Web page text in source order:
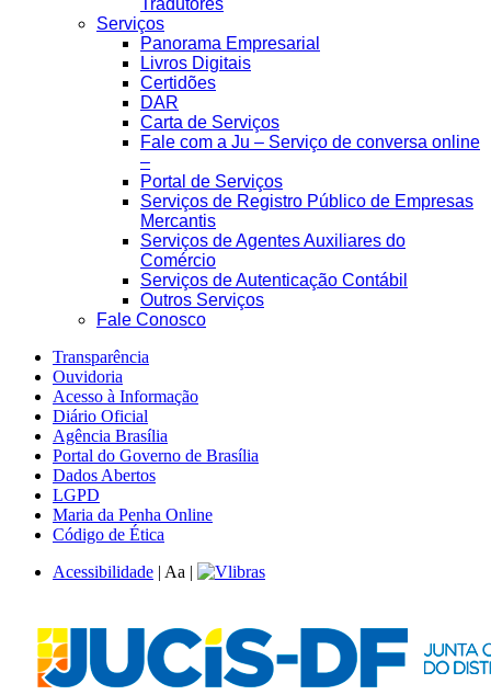
Tradutores
Serviços
Panorama Empresarial
Livros Digitais
Certidões
DAR
Carta de Serviços
Fale com a Ju – Serviço de conversa online
–
Portal de Serviços
Serviços de Registro Público de Empresas
Mercantis
Serviços de Agentes Auxiliares do
Comércio
Serviços de Autenticação Contábil
Outros Serviços
Fale Conosco
Transparência
Ouvidoria
Acesso à Informação
Diário Oficial
Agência Brasília
Portal do Governo de Brasília
Dados Abertos
LGPD
Maria da Penha Online
Código de Ética
Acessibilidade | Aa |